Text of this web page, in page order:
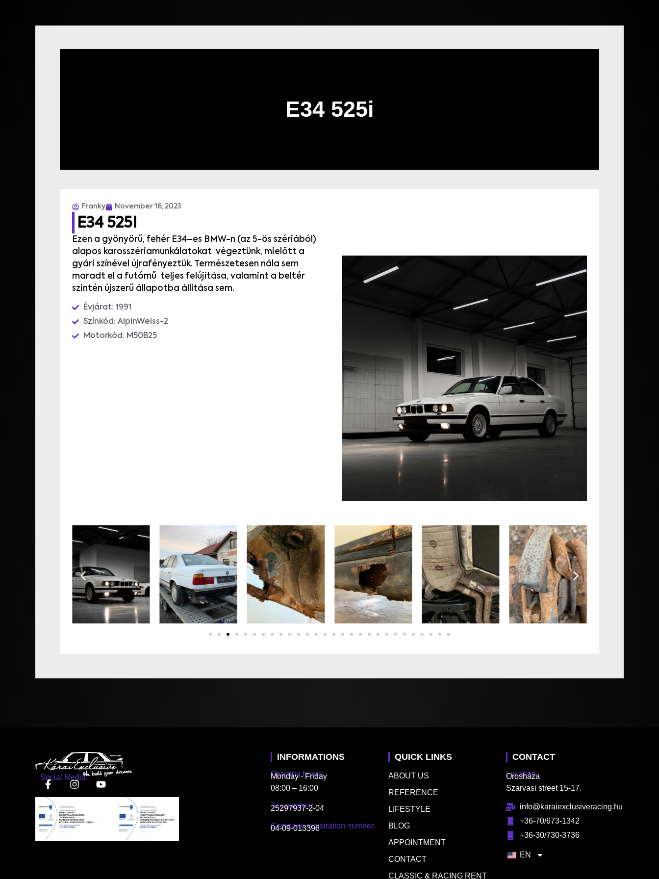
E34 525i
Franky November 16, 2023
E34 525I
Ezen a gyönyörű, fehér E34–es BMW-n (az 5-ös szériából )
alapos karosszériamunkálatokat végeztünk, mielőtt a
gyári színével újrafényeztük. Természetesen nála sem
maradt el a futómű teljes felújítása, valamint a beltér
szintén újszerű állapotba állítása sem.
Évjárat: 1991
Színkód: AlpinWeiss-2
Motorkód: M50B25
Social Media:
INFORMATIONS
Opening hours:
Monday - Friday
08:00 – 16:00
Tax number:
25297937-2-04
Company registration number:
04-09-013396
QUICK LINKS
ABOUT US
REFERENCE
LIFESTYLE
BLOG
APPOINTMENT
CONTACT
CLASSIC & RACING RENT
CONTACT
Location:
Orosháza
Szarvasi street 15-17.
info@karaiexclusiveracing.hu
+36-70/673-1342
+36-30/730-3736
EN